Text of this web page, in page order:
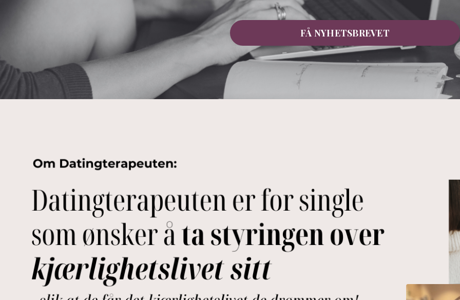
FÅ NYHETSBREVET